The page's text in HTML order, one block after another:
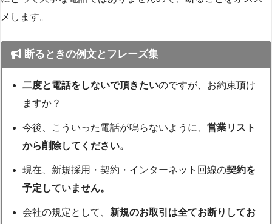
メします。
断るときの例文とフレーズ集
二度と電話をしないで頂きたいのですが、お約束頂け
ますか？
今後、こういった電話が鳴らないように、営業リスト
から削除してください。
現在、新規採用・契約・インターネット回線の契約を
予定していません。
会社の規定として、 新規のお取引は全てお断りしてお